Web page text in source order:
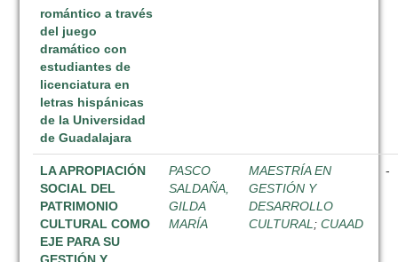
romántico a través
del juego
dramático con
estudiantes de
licenciatura en
letras hispánicas
de la Universidad
de Guadalajara
LA APROPIACIÓN
SOCIAL DEL
PATRIMONIO
CULTURAL COMO
EJE PARA SU
PASCO
SALDAÑA,
GILDA
MARÍA
MAESTRÍA EN
GESTIÓN Y
DESARROLLO
CULTURAL ;CUAAD
-